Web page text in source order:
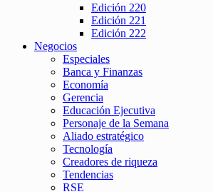
Edición 220
Edición 221
Edición 222
Negocios
Especiales
Banca y Finanzas
Economía
Gerencia
Educación Ejecutiva
Personaje de la Semana
Aliado estratégico
Tecnología
Creadores de riqueza
Tendencias
RSE